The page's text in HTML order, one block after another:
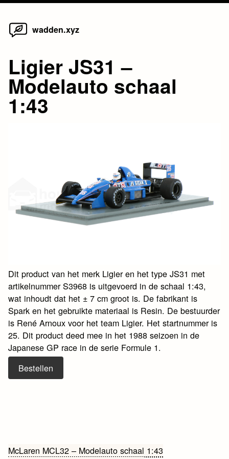
Skip
wadden.xyz
Ligier JS31 –
Modelauto schaal
1:43
Dit product van het merk Ligier en het type JS31 met
artikelnummer S3968 is uitgevoerd in de schaal 1:43,
wat inhoudt dat het ± 7 cm groot is. De fabrikant is
Spark en het gebruikte materiaal is Resin. De bestuurder
is René Arnoux voor het team Ligier. Het startnummer is
25. Dit product deed mee in het 1988 seizoen in de
Japanese GP race in de serie Formule 1.
Bestellen
Bericht
McLaren MCL32 – Modelauto schaal 1:43